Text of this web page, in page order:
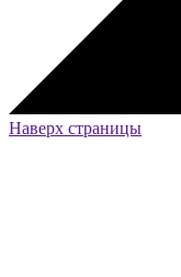
Наверх страницы